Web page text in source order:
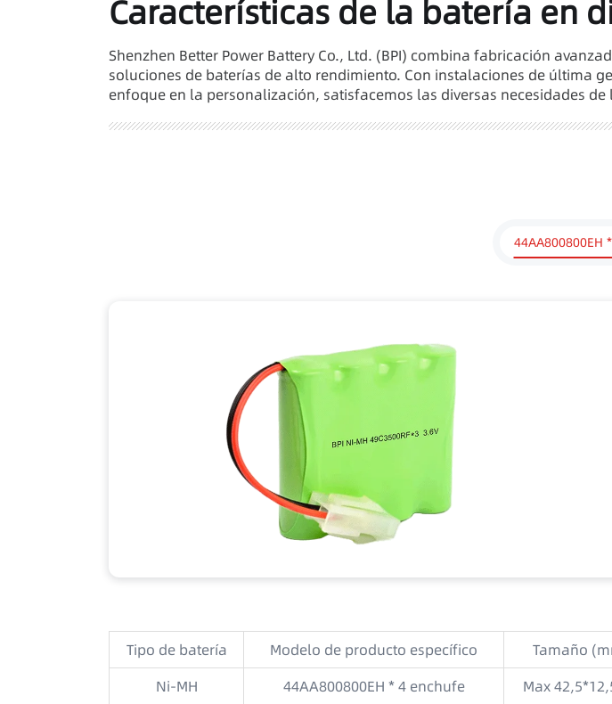
Características de la batería en
Shenzhen Better Power Battery Co., Ltd. (BPI) combina fabricación
soluciones de baterías de alto rendimiento. Con instalaciones de última
enfoque en la personalización, satisfacemos las diversas necesidades
44AA800800EH
Tipo de batería Modelo de producto específico Tamaño
Ni-MH
44AA800800EH * 4 enchufe Max